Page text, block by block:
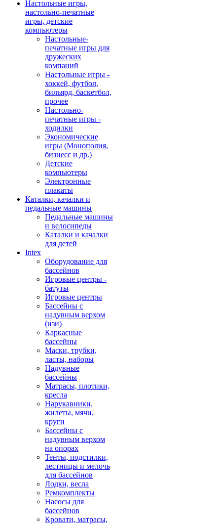
Настольные игры,
настольно-печатные
игры, детские
компьютеры
Настольные-
печатные игры для
дружеских
компаний
Настольные игры -
хоккей, футбол,
бильярд, баскетбол,
прочее
Настольно-
печатные игры -
ходилки
Экономические
игры (Монополия,
бизнесс и др.)
Детские
компьютеры
Электронные
плакаты
Каталки, качалки и
педальные машины
Педальные машины
и велосипеды
Каталки и качалки
для детей
Intex
Оборудование для
бассейнов
Игровые центры -
батуты
Игровые центры
Бассейны с
надувным верхом
(изи)
Каркасные
бассейны
Маски, трубки,
ласты, наборы
Надувные
бассейны
Матрасы, плотики,
кресла
Нарукавники,
жилеты, мячи,
круги
Бассейны с
надувным верхом
на опорах
Тенты, подстилки,
лестницы и мелочь
для бассейнов
Лодки, весла
Ремкомплекты
Насосы для
бассейнов
Кровати, матрасы,